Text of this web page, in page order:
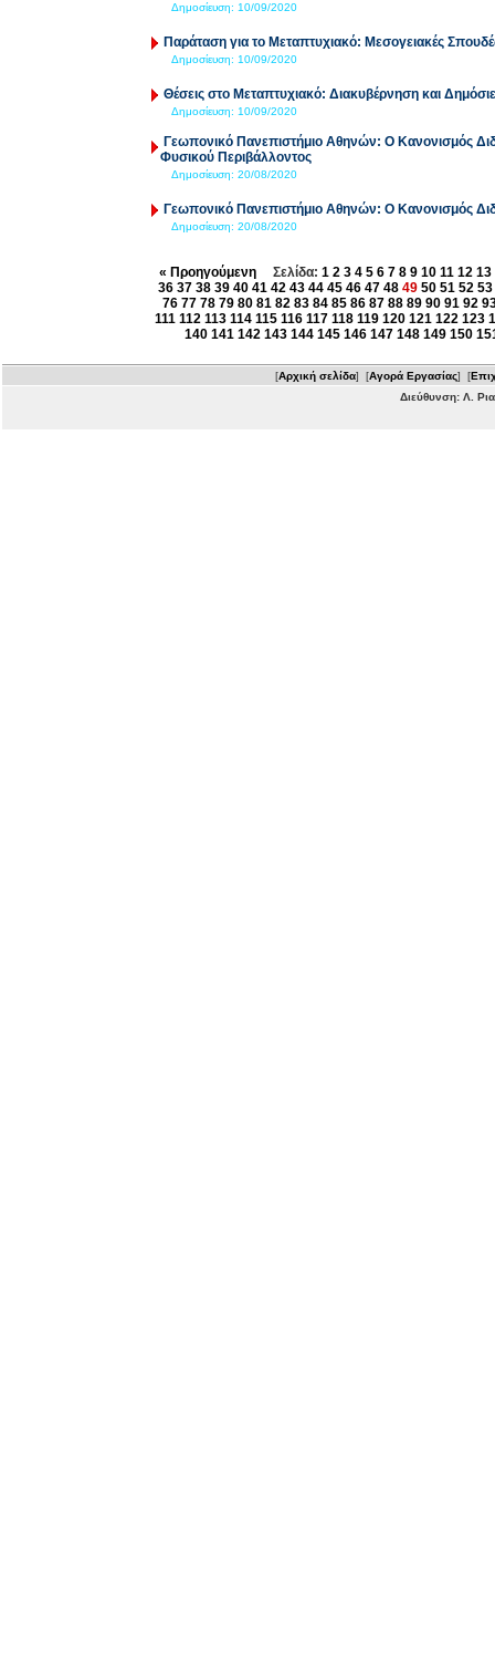
Δημοσίευση: 10/09/2020
Παράταση για το Μεταπτυχιακό: Μεσογειακές
Δημοσίευση: 10/09/2020
Θέσεις στο Μεταπτυχιακό: Διακυβέρνηση και
Δημοσίευση: 10/09/2020
Γεωπονικό Πανεπιστήμιο Αθηνών: Ο Κανονισμός
Φυσικού Περιβάλλοντος
Δημοσίευση: 20/08/2020
Γεωπονικό Πανεπιστήμιο Αθηνών: Ο Κανονισμός
Δημοσίευση: 20/08/2020
« ΠροηγούμενηΣελίδα: 1 2 3 4 5 6 7 8 9 10 11 12 13
36 37 38 39 40 41 42 43 44 45 46 47 48 49 50 51 52 53
76 77 78 79 80 81 82 83 84 85 86 87 88 89 90 91 92
111 112 113 114 115 116 117 118 119 120 121 122 123
140 141 142 143 144 145 146 147 148 149 150
[Αρχική σελίδα] [Αγορά Εργασίας] [
Διεύθυνση: Λ.